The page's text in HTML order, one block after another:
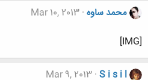
محمد ساوه Mar 10, 2013
[IMG]
S i s i l
Mar 9, 2013